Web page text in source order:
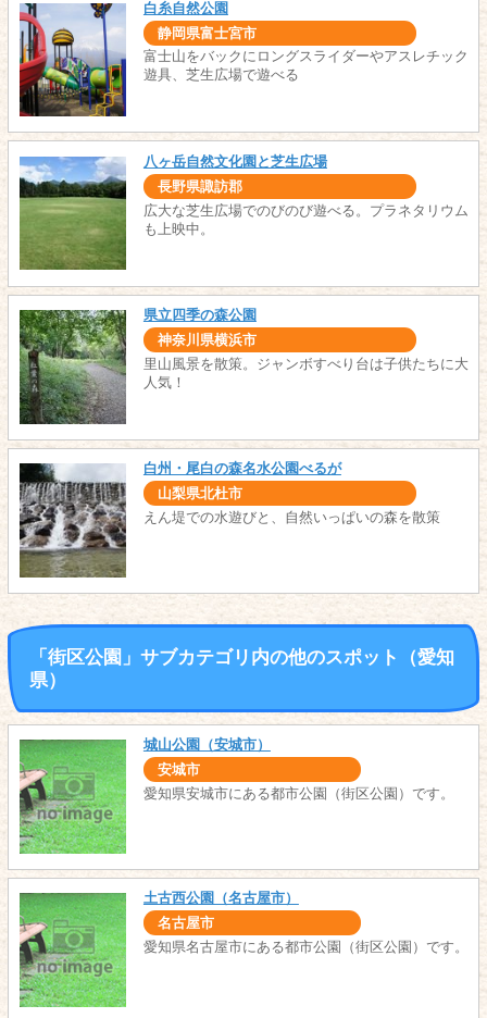
白糸自然公園
静岡県富士宮市
富士山をバックにロングスライダーやアスレチック
遊具、芝生広場で遊べる
八ヶ岳自然文化園と芝生広場
長野県諏訪郡
広大な芝生広場でのびのび遊べる。プラネタリウム
も上映中。
県立四季の森公園
神奈川県横浜市
里山風景を散策。ジャンボすべり台は子供たちに大
人気！
白州・尾白の森名水公園べるが
山梨県北杜市
えん堤での水遊びと、自然いっぱいの森を散策
「街区公園」サブカテゴリ内の他のスポット（愛知
県）
城山公園（安城市）
安城市
愛知県安城市にある都市公園（街区公園）です。
土古西公園（名古屋市）
名古屋市
愛知県名古屋市にある都市公園（街区公園）です。